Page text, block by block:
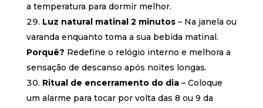
a temperatura para dormir melhor.
Luz natural matinal 2 minutos– Na janela ou
varanda enquanto toma a sua bebida matinal.
Porquê? Redefine o relógio interno e melhora a
sensação de descanso após noites longas.
Ritual de encerramento do dia– Coloque
um alarme para tocar por volta das 8 ou 9 da